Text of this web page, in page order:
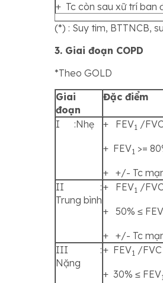
+ Tc còn sau xữ trí ban
(*) : Suy tim, BTTNCB,
3. Giai đoạn COPD
*Theo GOLD
Giai
đoạn
Đặc điểm
I :Nhẹ + FEV1 /
+ FEV1 >=
+ +/- Tc
II :
Trung bình
+ FEV1 /
+ 50% ≤ FEV
+ +/- Tc
III :
Nặng
+ FEV1 /FVC
+ 30% ≤ FEV